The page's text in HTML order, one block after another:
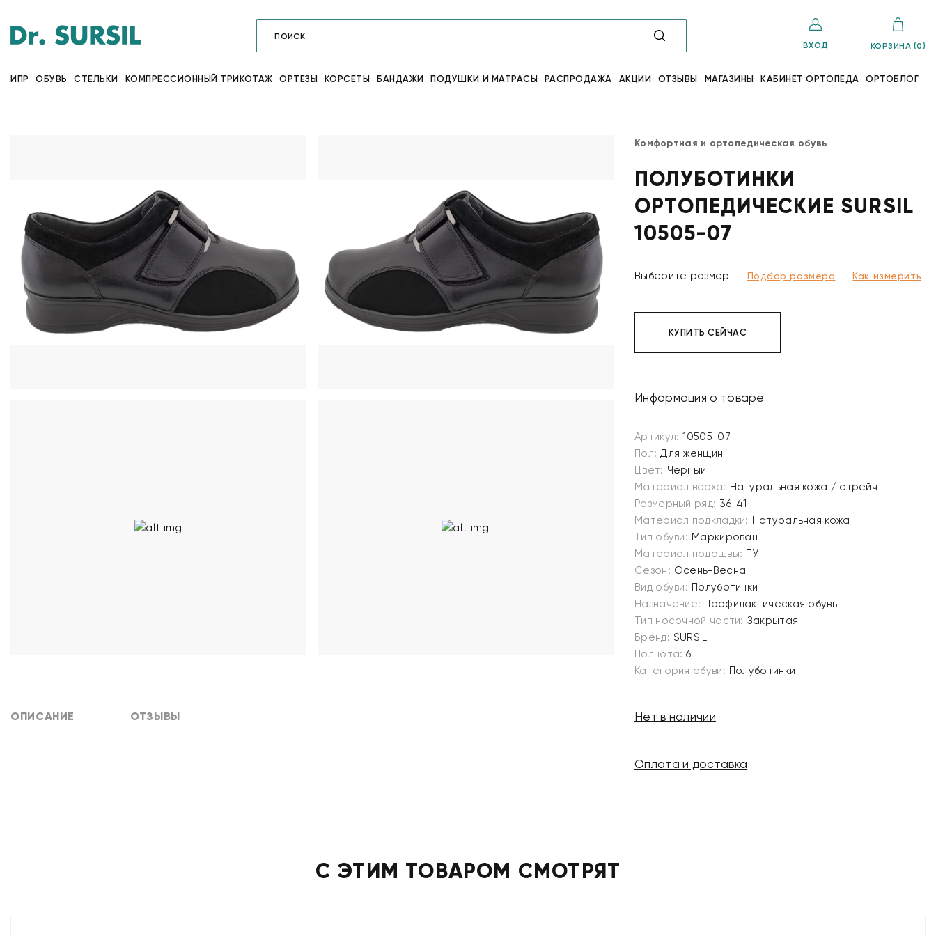
ВХОД КОРЗИНА (0)
ИПР ОБУВЬ СТЕЛЬКИ КОМПРЕССИОННЫЙ ТРИКОТАЖ ОРТЕЗЫ КОРСЕТЫ БАНДАЖИ ПОДУШКИ И МАТРАСЫ РАСПРОДАЖА АКЦИИ ОТЗЫВЫ МАГАЗИНЫ КАБИНЕТ ОРТОПЕДА ОРТОБЛОГ
ОПИСАНИЕ ОТЗЫВЫ
Комфортная и ортопедическая обувь
ПОЛУБОТИНКИ
ОРТОПЕДИЧЕСКИЕ SURSIL
10505-07
Выберите размер Подбор размера Как измерить
КУПИТЬ СЕЙЧАС
Информация о товаре
Артикул: 10505-07
Пол: Для женщин
Цвет: Черный
Материал верха: Натуральная кожа / стрейч
Размерный ряд: 36-41
Материал подкладки: Натуральная кожа
Тип обуви: Маркирован
Материал подошвы: ПУ
Сезон: Осень-Весна
Вид обуви: Полуботинки
Назначение: Профилактическая обувь
Тип носочной части: Закрытая
Бренд: SURSIL
Полнота: 6
Категория обуви: Полуботинки
Нет в наличии
Оплата и доставка
С ЭТИМ ТОВАРОМ СМОТРЯТ